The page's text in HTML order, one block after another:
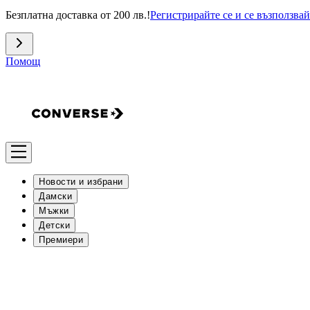
Безплатна доставка от 200 лв.!Регистрирайте се и се
Помощ
Новости и избрани
Дамски
Мъжки
Детски
Премиери